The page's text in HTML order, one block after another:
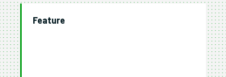
Feature